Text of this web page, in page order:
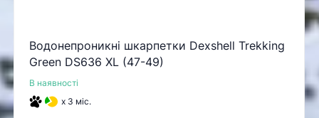
Водонепроникні шкарпетки Dexshell Trekking
Green DS636 XL (47-49)
В наявності
x 3 міс.